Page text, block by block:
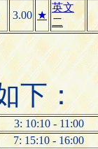
3.00 ★
英文
二
下：
3: 10:10 - 11:00
7: 15:10 - 16:00